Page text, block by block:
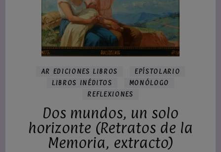
AR EDICIONES LIBROS
EPÍSTOLARIO
LIBROS INÉDITOS
MONÓLOGO
REFLEXIONES
Dos mundos, un solo
horizonte (Retratos de la
Memoria, extracto)